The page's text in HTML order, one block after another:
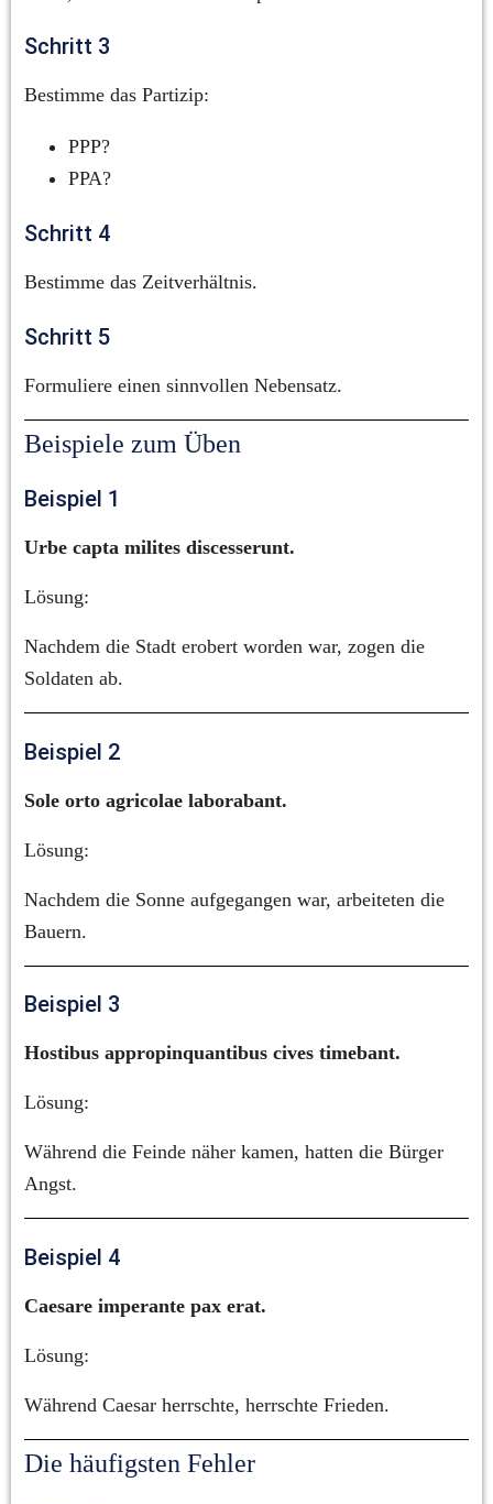
Schritt 3
Bestimme das Partizip:
PPP?
PPA?
Schritt 4
Bestimme das Zeitverhältnis.
Schritt 5
Formuliere einen sinnvollen Nebensatz.
Beispiele zum Üben
Beispiel 1
Urbe capta milites discesserunt.
Lösung:
Nachdem die Stadt erobert worden war, zogen die
Soldaten ab.
Beispiel 2
Sole orto agricolae laborabant.
Lösung:
Nachdem die Sonne aufgegangen war, arbeiteten die
Bauern.
Beispiel 3
Hostibus appropinquantibus cives timebant.
Lösung:
Während die Feinde näher kamen, hatten die Bürger
Angst.
Beispiel 4
Caesare imperante pax erat.
Lösung:
Während Caesar herrschte, herrschte Frieden.
Die häufigsten Fehler